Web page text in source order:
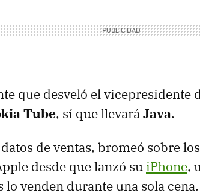
que desveló el vicepresidente
Tube, sí que llevaráJava.
de ventas, bromeó sobre
desde que lanzó su iPhone,
lo venden durante una sola